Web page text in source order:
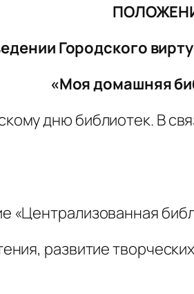
Городского
«Моя домашняя
дню библиотек. В
«Централизованная
развитие